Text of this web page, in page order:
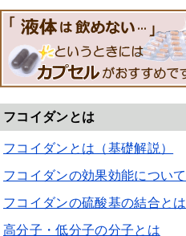
フコイダンとは
フコイダンとは（基礎解説）
フコイダンの効果効能について
フコイダンの硫酸基の結合とは
高分子・低分子の分子とは